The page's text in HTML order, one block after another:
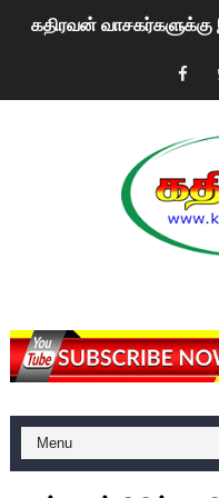
கதிரவன்
மகிந்த ராஜபக்சே பதவி
காணாமல் போகும்
குண்டை தூக்கிப்போட்ட
ஏர்போர்ட்டில் உதைத்த
சீனா இலங்கையிடம் 8
01/11/2021 Scotland
பாலச்சந்திரன் மற்றும்